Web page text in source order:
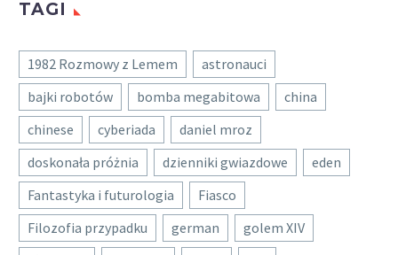
TAGI
1982 Rozmowy z Lemem
astronauci
bajki robotów
bomba megabitowa
china
chinese
cyberiada
daniel mroz
doskonała próżnia
dzienniki gwiazdowe
eden
Fantastyka i futurologia
Fiasco
Filozofia przypadku
german
golem XIV